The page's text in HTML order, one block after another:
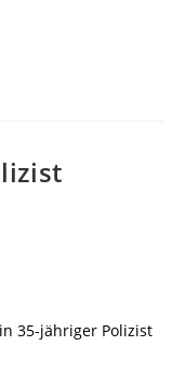
35-jähriger Polizist